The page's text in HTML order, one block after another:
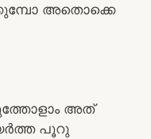
അതൊക്കെ
അത്
പൂറു